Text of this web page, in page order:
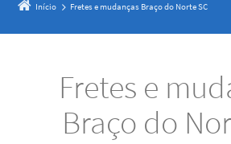
Início Fretes e mudanças Braço do Norte SC
Fretes e
Braço do